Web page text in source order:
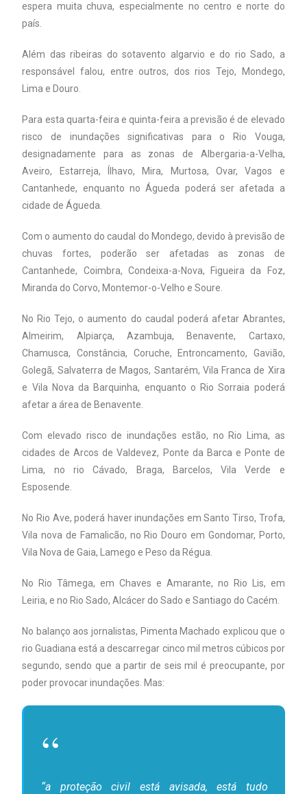
espera muita chuva, especialmente no centro e norte do
país.
Além das ribeiras do sotavento algarvio e do rio Sado, a
responsável falou, entre outros, dos rios Tejo, Mondego,
Lima e Douro.
Para esta quarta-feira e quinta-feira a previsão é de elevado
risco de inundações significativas para o Rio Vouga,
designadamente para as zonas de Albergaria-a-Velha,
Aveiro, Estarreja, Ílhavo, Mira, Murtosa, Ovar, Vagos e
Cantanhede, enquanto no Águeda poderá ser afetada a
cidade de Águeda.
Com o aumento do caudal do Mondego, devido à previsão de
chuvas fortes, poderão ser afetadas as zonas de
Cantanhede, Coimbra, Condeixa-a-Nova, Figueira da Foz,
Miranda do Corvo, Montemor-o-Velho e Soure.
No Rio Tejo, o aumento do caudal poderá afetar Abrantes,
Almeirim, Alpiarça, Azambuja, Benavente, Cartaxo,
Chamusca, Constância, Coruche, Entroncamento, Gavião,
Golegã, Salvaterra de Magos, Santarém, Vila Franca de Xira
e Vila Nova da Barquinha, enquanto o Rio Sorraia poderá
afetar a área de Benavente.
Com elevado risco de inundações estão, no Rio Lima, as
cidades de Arcos de Valdevez, Ponte da Barca e Ponte de
Lima, no rio Cávado, Braga, Barcelos, Vila Verde e
Esposende.
No Rio Ave, poderá haver inundações em Santo Tirso, Trofa,
Vila nova de Famalicão, no Rio Douro em Gondomar, Porto,
Vila Nova de Gaia, Lamego e Peso da Régua.
No Rio Tâmega, em Chaves e Amarante, no Rio Lis, em
Leiria, e no Rio Sado, Alcácer do Sado e Santiago do Cacém.
No balanço aos jornalistas, Pimenta Machado explicou que o
rio Guadiana está a descarregar cinco mil metros cúbicos por
segundo, sendo que a partir de seis mil é preocupante, por
poder provocar inundações. Mas:
“a proteção civil está avisada, está tudo